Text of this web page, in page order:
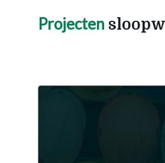
Projecten